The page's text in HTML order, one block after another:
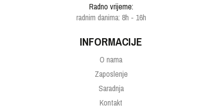
Radno vrijeme:
radnim danima: 8h - 16h
INFORMACIJE
O nama
Zaposlenje
Saradnja
Kontakt